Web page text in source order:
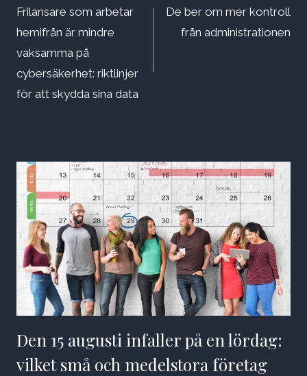
Frilansare som arbetar
hemifrån är mindre
vaksamma på
cybersäkerhet: riktlinjer
för att skydda sina data
De ber om mer kontroll
från administrationen
Den 15 augusti infaller på en lördag:
vilket små och medelstora företag